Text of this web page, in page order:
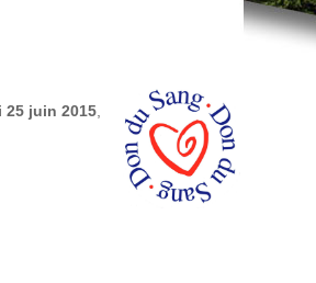
25 juin 2015